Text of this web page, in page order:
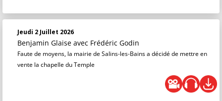
Jeudi 2 Juillet 2026
Benjamin Glaise avec Frédéric Godin
Faute de moyens, la mairie de Salins-les-Bains a décidé de mettre en
vente la chapelle du Temple